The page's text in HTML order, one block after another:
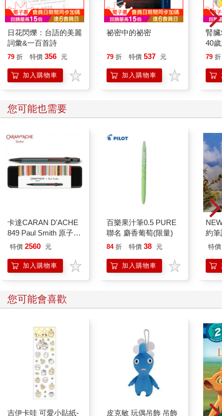
日花閃爍：台語的美麗
詞彙&一百首詩
79 折 特價 356 元
加入購物車
祕密中的祕密
79 折 特價 537 元
加入購物車
腎
40
就
79 折
您可能也需要
卡達CARAN D'ACHE
849 Paul Smith 原子筆
ED.5 條紋黑
特價 2560 元
加入購物車
百樂果汁筆0.5 PURE
聯名 麝香葡萄(限量)
84 折 特價 38 元
加入購物車
約
特價
您可能會喜歡
吉伊卡哇 可愛小貼紙-
皮克敏 玩偶吊飾 吊飾